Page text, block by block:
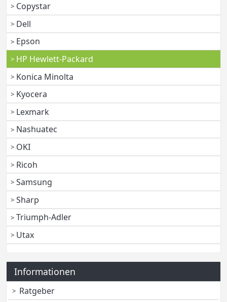
Copystar
Dell
Epson
HP Hewlett-Packard
Konica Minolta
Kyocera
Lexmark
Nashuatec
OKI
Ricoh
Samsung
Sharp
Triumph-Adler
Utax
Informationen
Ratgeber